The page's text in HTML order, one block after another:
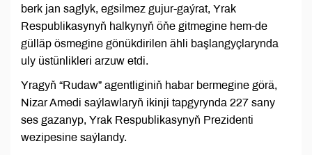
berk jan saglyk, egsilmez gujur-gaýrat, Yrak
Respublikasynyň halkynyň öňe gitmegine hem-de
gülläp ösmegine gönükdirilen ähli başlangyçlarynda
uly üstünlikleri arzuw etdi.
Yragyň “Rudaw” agentliginiň habar bermegine görä,
Nizar Amedi saýlawlaryň ikinji tapgyrynda 227 sany
ses gazanyp, Yrak Respublikasynyň Prezidenti
wezipesine saýlandy.